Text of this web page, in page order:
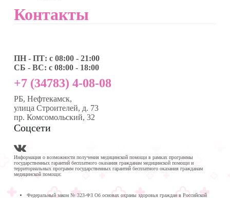
Контакты
ПН - ПТ: с 08:00 - 21:00
СБ - ВС: с 08:00 - 18:00
+7 (34783) 4-08-08
РБ, Нефтекамск,
улица Строителей, д. 73
пр. Комсомольский, 32
Соцсети
Информация о возможности получения медицинской помощи в рамках программы
государственных гарантий бесплатного оказания гражданам медицинской помощи и
территориальных программ государственных гарантий бесплатного оказания гражданам
медицинской помощи:
Федеральный закон № 323-ФЗ Об основах охраны здоровья граждан в Российской